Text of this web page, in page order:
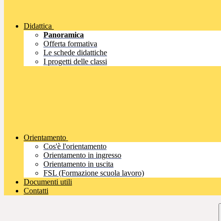
Didattica
Panoramica
Offerta formativa
Le schede didattiche
I progetti delle classi
Orientamento
Cos'è l'orientamento
Orientamento in ingresso
Orientamento in uscita
FSL (Formazione scuola lavoro)
Documenti utili
Contatti